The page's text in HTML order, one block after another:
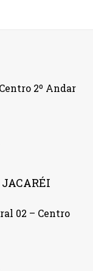
2º Andar
02 – Centro